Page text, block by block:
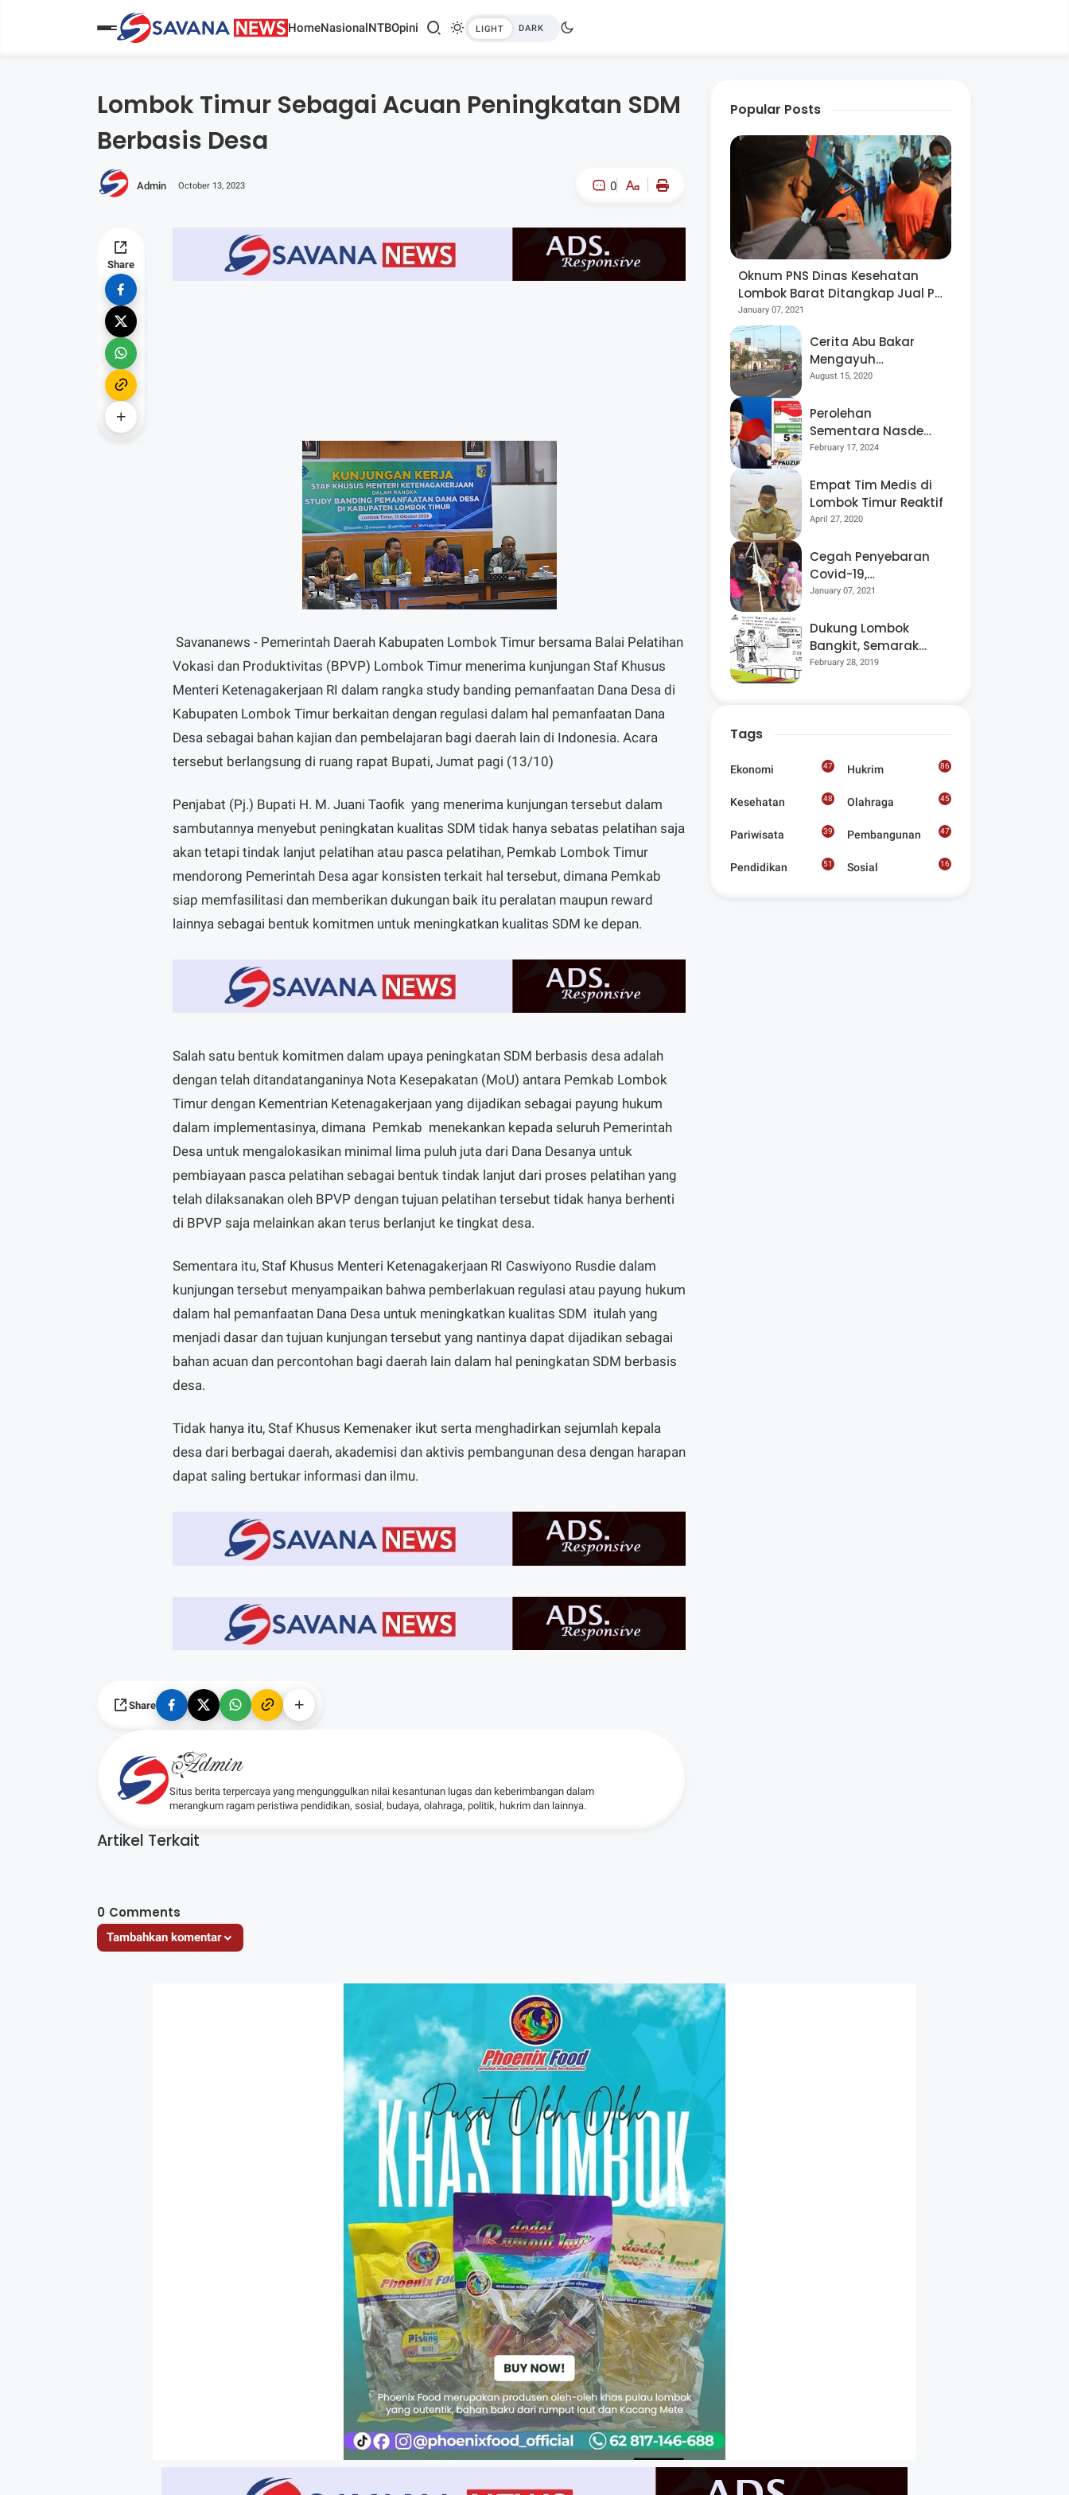
HomeNasionalNTBOpini
Lombok Timur Sebagai Acuan Peningkatan SDM
Berbasis Desa
Admin October 13, 2023 0
A-
Share
Savananews - Pemerintah Daerah Kabupaten Lombok Timur bersama Balai Pelatihan
Vokasi dan Produktivitas (BPVP) Lombok Timur menerima kunjungan Staf Khusus
Menteri Ketenagakerjaan RI dalam rangka study banding pemanfaatan Dana Desa di
Kabupaten Lombok Timur berkaitan dengan regulasi dalam hal pemanfaatan Dana
Desa sebagai bahan kajian dan pembelajaran bagi daerah lain di Indonesia. Acara
tersebut berlangsung di ruang rapat Bupati, Jumat pagi (13/10)
Penjabat (Pj.) Bupati H. M. Juani Taofik yang menerima kunjungan tersebut dalam
sambutannya menyebut peningkatan kualitas SDM tidak hanya sebatas pelatihan saja
akan tetapi tindak lanjut pelatihan atau pasca pelatihan, Pemkab Lombok Timur
mendorong Pemerintah Desa agar konsisten terkait hal tersebut, dimana Pemkab
siap memfasilitasi dan memberikan dukungan baik itu peralatan maupun reward
lainnya sebagai bentuk komitmen untuk meningkatkan kualitas SDM ke depan.
Salah satu bentuk komitmen dalam upaya peningkatan SDM berbasis desa adalah
dengan telah ditandatanganinya Nota Kesepakatan (MoU) antara Pemkab Lombok
Timur dengan Kementrian Ketenagakerjaan yang dijadikan sebagai payung hukum
dalam implementasinya, dimana Pemkab menekankan kepada seluruh Pemerintah
Desa untuk mengalokasikan minimal lima puluh juta dari Dana Desanya untuk
pembiayaan pasca pelatihan sebagai bentuk tindak lanjut dari proses pelatihan yang
telah dilaksanakan oleh BPVP dengan tujuan pelatihan tersebut tidak hanya berhenti
di BPVP saja melainkan akan terus berlanjut ke tingkat desa.
Sementara itu, Staf Khusus Menteri Ketenagakerjaan RI Caswiyono Rusdie dalam
kunjungan tersebut menyampaikan bahwa pemberlakuan regulasi atau payung hukum
dalam hal pemanfaatan Dana Desa untuk meningkatkan kualitas SDM itulah yang
menjadi dasar dan tujuan kunjungan tersebut yang nantinya dapat dijadikan sebagai
bahan acuan dan percontohan bagi daerah lain dalam hal peningkatan SDM berbasis
desa.
Tidak hanya itu, Staf Khusus Kemenaker ikut serta menghadirkan sejumlah kepala
desa dari berbagai daerah, akademisi dan aktivis pembangunan desa dengan harapan
dapat saling bertukar informasi dan ilmu.
Share
Admin
Situs berita terpercaya yang mengunggulkan nilai kesantunan lugas dan keberimbangan dalam
merangkum ragam peristiwa pendidikan, sosial, budaya, olahraga, politik, hukrim dan lainnya.
Artikel Terkait
0 Comments
Tambahkan komentar
Popular Posts
Oknum PNS Dinas Kesehatan
Lombok Barat Ditangkap Jual Pil
Ekstasi
January 07, 2021
Cerita Abu Bakar
Mengayuh
Sepedanya Selama
Menggelorakan
Kemerdekaan
August 15, 2020
Perolehan
Sementara Nasdem
Lobar Tertinggi,
Berpeluang “Rebut”
Kursi Dapil 3
February 17, 2024
Empat Tim Medis di
Lombok Timur Reaktif
April 27, 2020
Cegah Penyebaran
Covid-19,
Bhabinkamtibmas
Kegiatan Posyandu
January 07, 2021
Dukung Lombok
Bangkit, Semarak
Pesta Rakyat
Seniman Di Lombok
February 28, 2019
Tags
Ekonomi 47 Hukrim 86
Kesehatan 48 Olahraga 45
Pariwisata 39 Pembangunan 47
Pendidikan 51 Sosial
16